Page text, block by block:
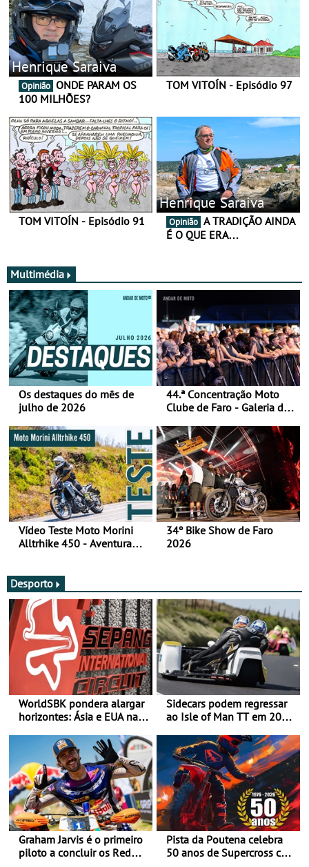
Henrique Saraiva
Opinião
100 MILHÕES?
TOM VITOÍN - Episódio 97
TOM VITOÍN - Episódio 91
Henrique Saraiva
Opinião
É O QUE ERA…
Multimédia
Os destaques do mês de
julho de 2026
44.ª Concentração Moto
Clube de Faro - Galeria de
Vídeo Teste Moto Morini
Alltrhike 450 - Aventura
34º Bike Show de Faro
2026
Desporto
WorldSBK pondera alargar
horizontes: Ásia e EUA na
Sidecars podem regressar
ao Isle of Man TT em 2027
Graham Jarvis é o primeiro
piloto a concluir os Red
Pista da Poutena celebra
50 anos de Supercross com